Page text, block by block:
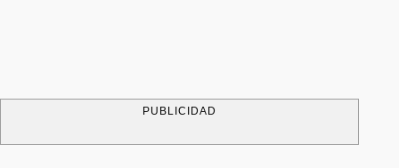
PUBLICIDAD